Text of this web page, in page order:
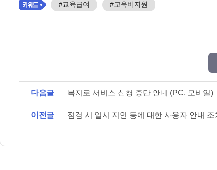
#교육급여 #교육비지원
다음글 복지로 서비스 신청 중단 안내 (PC, 모바일)
이전글 점검 시 일시 지연 등에 대한 사용자 안내 조